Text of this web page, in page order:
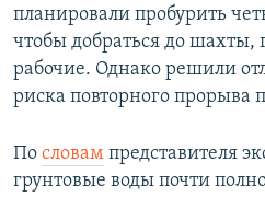
планировали пробурить
чтобы добраться до шахты,
рабочие. Однако решили
риска повторного прорыва
По словам представителя
грунтовые воды почти